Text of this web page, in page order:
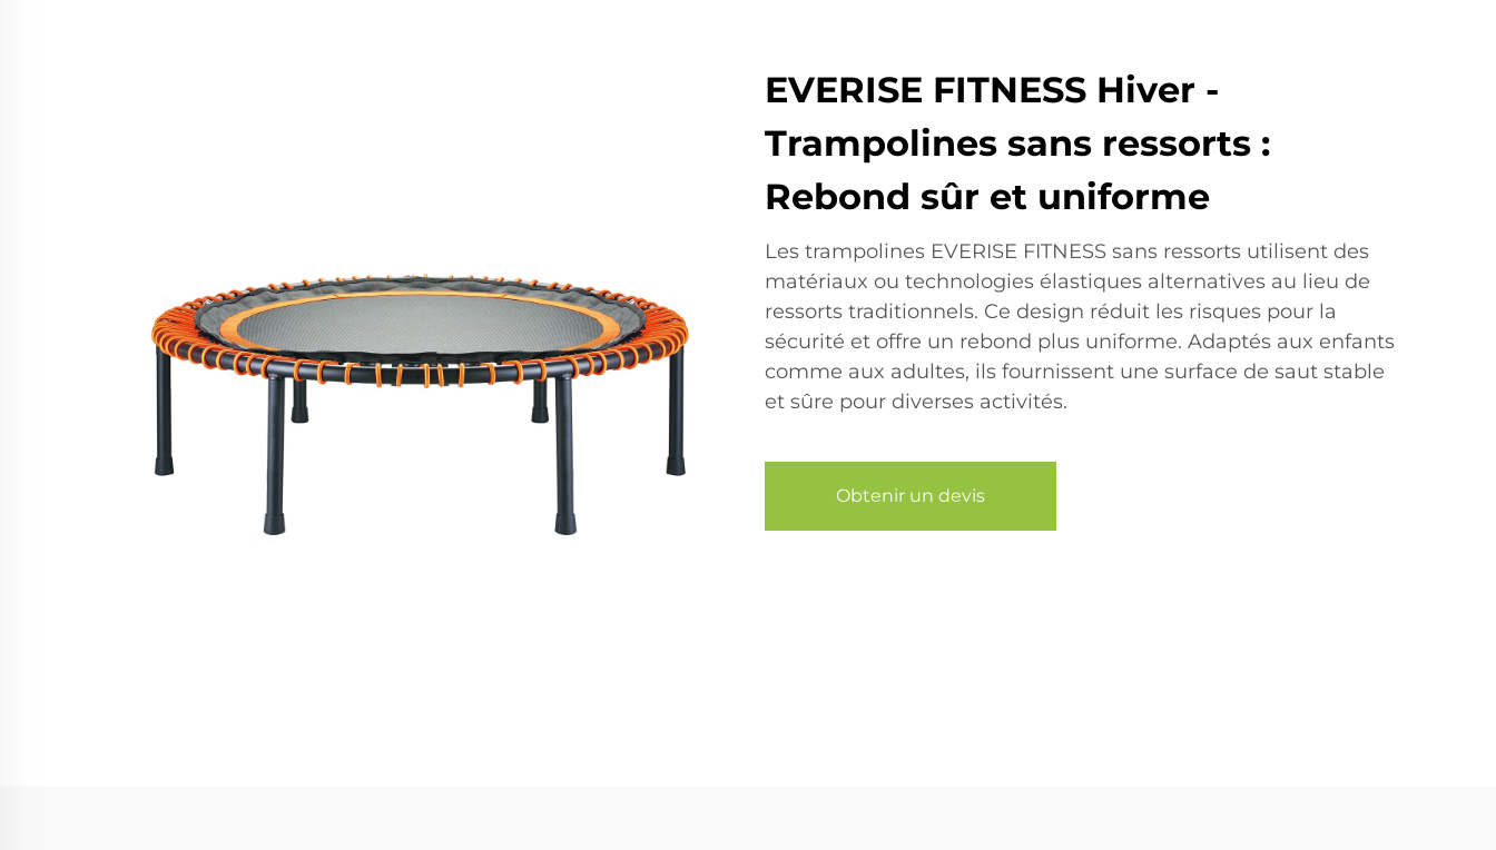
EVERISE FITNESS Hiver -
Trampolines sans ressorts :
Rebond sûr et uniforme
Les trampolines EVERISE FITNESS sans ressorts utilisent des
matériaux ou technologies élastiques alternatives au lieu de
ressorts traditionnels. Ce design réduit les risques pour la
sécurité et offre un rebond plus uniforme. Adaptés aux enfants
comme aux adultes, ils fournissent une surface de saut stable
et sûre pour diverses activités.
Obtenir un devis